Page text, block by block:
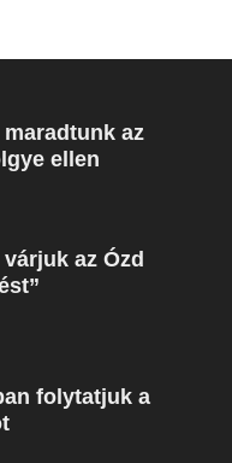
az
ellen
az Ózd
folytatjuk a